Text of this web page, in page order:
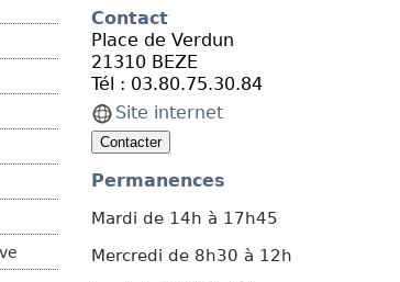
Conseil du 7 avril 2025
Conseil du 25
Conseil du 5 novembre
Conseil du 9 avril 2026
Contact
Place de Verdun
21310 BEZE
Tél : 03.80.75.30.84
Site internet
Permanences
Mardi de 14h à 17h45
Mercredi de 8h30 à 12h